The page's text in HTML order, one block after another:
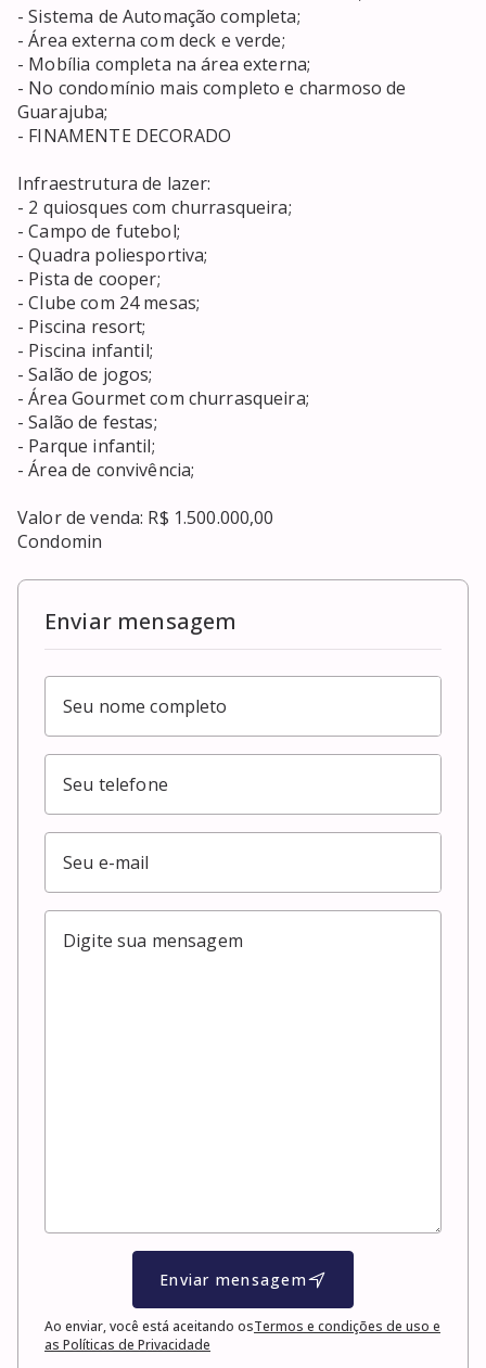
- Sistema de Automação completa;
- Área externa com deck e verde;
- Mobília completa na área externa;
- No condomínio mais completo e charmoso de
Guarajuba;
- FINAMENTE DECORADO
Infraestrutura de lazer:
- 2 quiosques com churrasqueira;
- Campo de futebol;
- Quadra poliesportiva;
- Pista de cooper;
- Clube com 24 mesas;
- Piscina resort;
- Piscina infantil;
- Salão de jogos;
- Área Gourmet com churrasqueira;
- Salão de festas;
- Parque infantil;
- Área de convivência;
Valor de venda: R$ 1.500.000,00
Condomin
Enviar mensagem
Enviar mensagem
Ao enviar, você está aceitando osTermos e condições de uso e
as Políticas de Privacidade